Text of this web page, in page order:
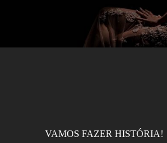
VAMOS FAZER HISTÓRIA!